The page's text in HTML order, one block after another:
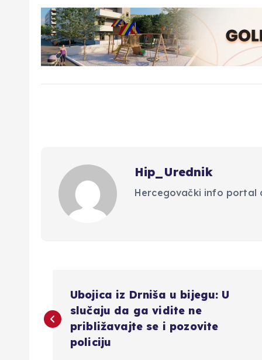
Hip_Urednik
Hercegovački info portal
a
Ubojica iz Drniša u bijegu: U
slučaju da ga vidite ne
približavajte se i pozovite
policiju